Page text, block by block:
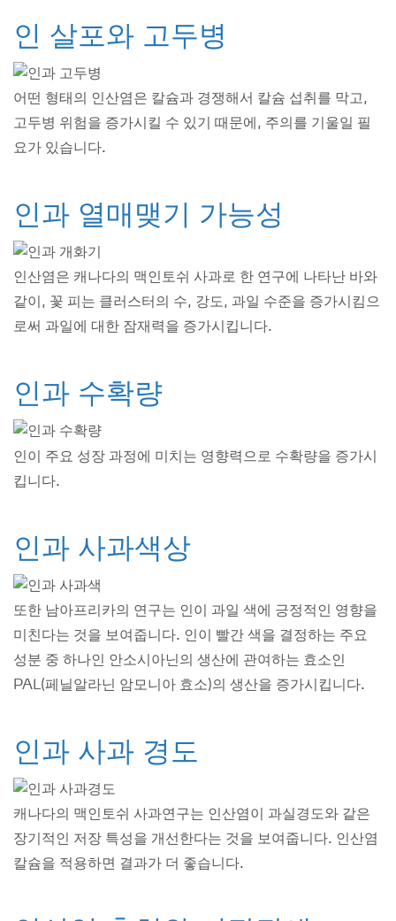
인 살포와 고두병
어떤 형태의 인산염은 칼슘과 경쟁해서 칼슘 섭취를 막고,
고두병 위험을 증가시킬 수 있기 때문에, 주의를 기울일 필
요가 있습니다.
인과 열매맺기 가능성
인산염은 캐나다의 맥인토쉬 사과로 한 연구에 나타난 바와
같이, 꽃 피는 클러스터의 수, 강도, 과일 수준을 증가시킴으
로써 과일에 대한 잠재력을 증가시킵니다.
인과 수확량
인이 주요 성장 과정에 미치는 영향력으로 수확량을 증가시
킵니다.
인과 사과색상
또한 남아프리카의 연구는 인이 과일 색에 긍정적인 영향을
미친다는 것을 보여줍니다. 인이 빨간 색을 결정하는 주요
성분 중 하나인 안소시아닌의 생산에 관여하는 효소인
PAL(페닐알라닌 암모니아 효소)의 생산을 증가시킵니다.
인과 사과 경도
캐나다의 맥인토쉬 사과연구는 인산염이 과실경도와 같은
장기적인 저장 특성을 개선한다는 것을 보여줍니다. 인산염
칼슘을 적용하면 결과가 더 좋습니다.